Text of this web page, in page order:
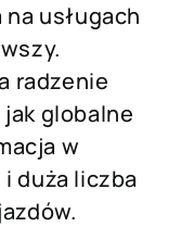
usługach
radzenie
globalne
w
duża liczba